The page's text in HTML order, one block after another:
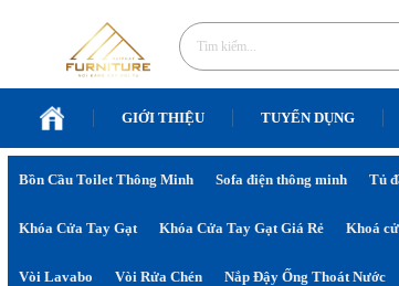
GIỚI THIỆU TUYỂN DỤNG
Bồn Cầu Toilet Thông Minh Sofa điện thông minh Tủ
Khóa Cửa Tay Gạt Khóa Cửa Tay Gạt Giá Rẻ Khoá
Vòi Lavabo Vòi Rửa Chén Nắp Đậy Ống Thoát Nước